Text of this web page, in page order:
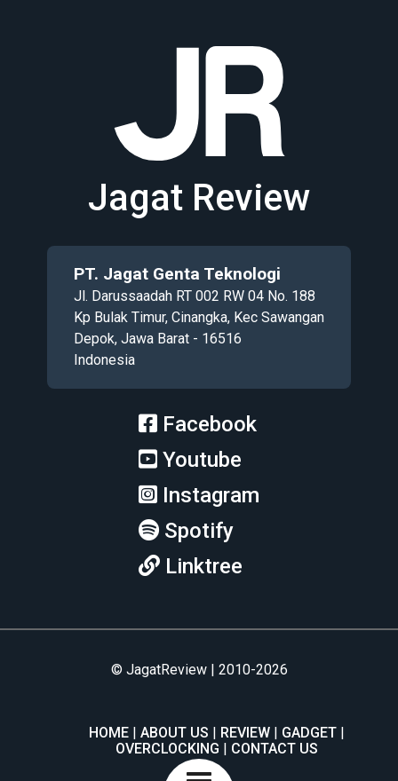
Jagat Review
PT. Jagat Genta Teknologi
Jl. Darussaadah RT 002 RW 04 No. 188
Kp Bulak Timur, Cinangka, Kec Sawangan
Depok, Jawa Barat - 16516
Indonesia
Facebook
Youtube
Instagram
Spotify
Linktree
© JagatReview | 2010-2026
HOME ABOUT US REVIEW
GADGET
OVERCLOCKING
CONTACT US